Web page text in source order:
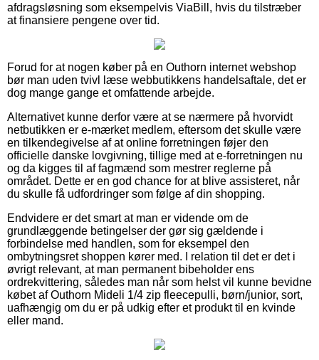
afdragsløsning som eksempelvis ViaBill, hvis du tilstræber
at finansiere pengene over tid.
Forud for at nogen køber på en Outhorn internet webshop
bør man uden tvivl læse webbutikkens handelsaftale, det er
dog mange gange et omfattende arbejde.
Alternativet kunne derfor være at se nærmere på hvorvidt
netbutikken er e-mærket medlem, eftersom det skulle være
en tilkendegivelse af at online forretningen føjer den
officielle danske lovgivning, tillige med at e-forretningen nu
og da kigges til af fagmænd som mestrer reglerne på
området. Dette er en god chance for at blive assisteret, når
du skulle få udfordringer som følge af din shopping.
Endvidere er det smart at man er vidende om de
grundlæggende betingelser der gør sig gældende i
forbindelse med handlen, som for eksempel den
ombytningsret shoppen kører med. I relation til det er det i
øvrigt relevant, at man permanent bibeholder ens
ordrekvittering, således man når som helst vil kunne bevidne
købet af Outhorn Mideli 1/4 zip fleecepulli, børn/junior, sort,
uafhængig om du er på udkig efter et produkt til en kvinde
eller mand.